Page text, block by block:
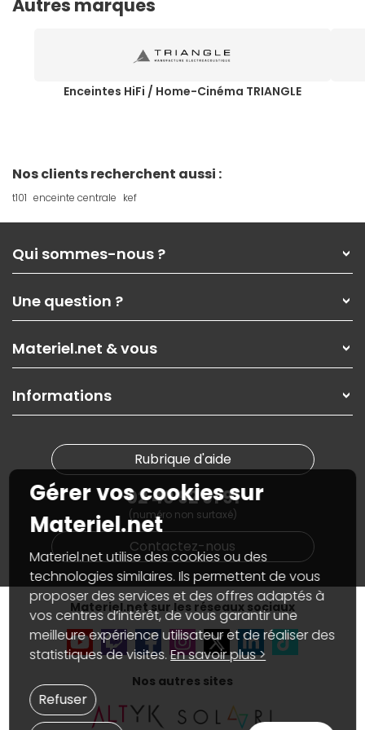
Autres marques
Enceintes HiFi / Home-Cinéma TRIANGLE
Nos clients recherchent aussi :
t101 enceinte centrale kef
Qui sommes-nous ?
Nos services
Les magasins Materiel.net
Nos solutions pour les pros
Contactez-nous
Une question ?
Paiement, livraison
Garanties,Pack Zen
SAV, demander un retour
Informations
Materiel.net & vous
On rachète votre carte graphique
PC sur mesure : Votre RDV personnalisé
Materiel.net recrute
Notre programme d'affiliation
Partenariat & Sponsoring
Informations
Nos marques
Conditions générales de vente
Marketplace
Informations légales
Données personnellesetcookies
Gérer vos cookies
Accessibilité : non conforme
Rubrique d'aide
02 40 92 91 91
(numéro non surtaxé)
Contactez-nous
Materiel.net sur les réseaux sociaux
Nos autres sites
Gérer vos cookies sur
Materiel.net
Materiel.net utilise des cookies ou des
technologies similaires. Ils permettent de vous
proposer des services et des offres adaptés à
vos centres d’intérêt, de vous garantir une
meilleure expérience utilisateur et de réaliser des
statistiques de visites.En savoir plus >
Refuser